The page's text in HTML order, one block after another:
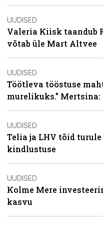
UUDISED
Valeria Kiisk taandub
võtab üle Mart Altvee
UUDISED
Töötleva tööstuse
murelikuks.”
UUDISED
Telia ja LHV tõid
kindlustuse
UUDISED
Kolme Mere
kasvu